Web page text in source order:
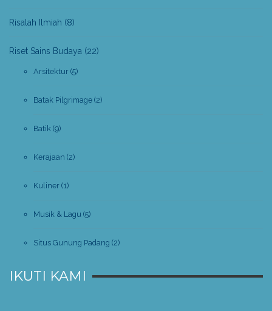
Risalah Ilmiah (8)
Riset Sains Budaya (22)
Arsitektur (5)
Batak Pilgrimage (2)
Batik (9)
Kerajaan (2)
Kuliner (1)
Musik & Lagu (5)
Situs Gunung Padang (2)
IKUTI KAMI